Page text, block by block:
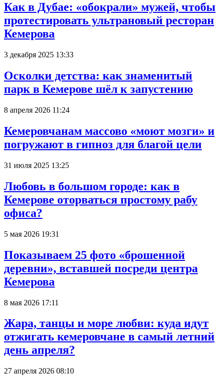
Как в Дубае: «обокрали» мужей, чтобы
протестировать ультрановый ресторан
Кемерова
3 декабря 2025 13:33
Осколки детства: как знаменитый
парк в Кемерове шёл к запустению
8 апреля 2026 11:24
Кемеровчанам массово «моют мозги» и
погружают в гипноз для благой цели
31 июля 2025 13:25
Любовь в большом городе: как в
Кемерове оторваться простому рабу
офиса?
5 мая 2026 19:31
Показываем 25 фото «брошенной
деревни», вставшей посреди центра
Кемерова
8 мая 2026 17:11
Жара, танцы и море любви: куда идут
отжигать кемеровчане в самый летний
день апреля?
27 апреля 2026 08:10